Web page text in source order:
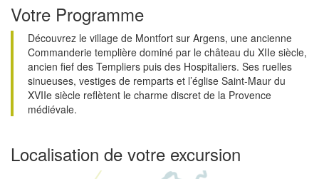
Votre Programme
Découvrez le village de Montfort sur Argens, une ancienne
Commanderie templière dominé par le château du XIIe siècle,
ancien fief des Templiers puis des Hospitaliers. Ses ruelles
sinueuses, vestiges de remparts et l’église Saint-Maur du
XVIIe siècle reflètent le charme discret de la Provence
médiévale.
Localisation de votre excursion